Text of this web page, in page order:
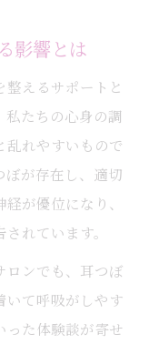
影響とは
えるサポートと
私たちの心身の調
乱れやすいもので
ぼが存在し、適切
が優位になり、
れています。
ロンでも、耳つぼ
いて呼吸がしやす
った体験談が寄せ